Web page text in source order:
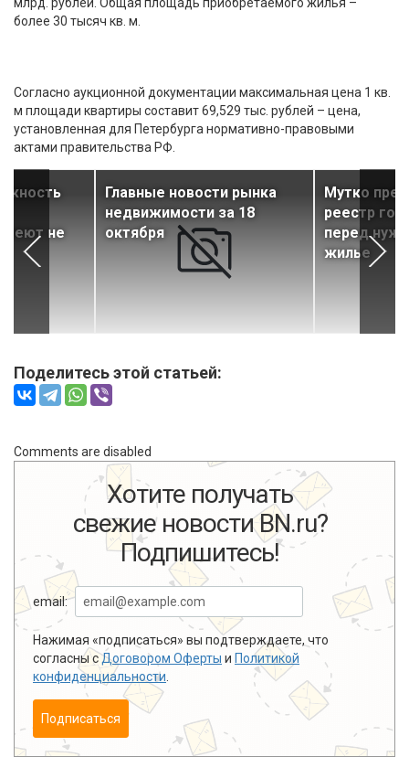
более 30 тысяч кв. м.
Согласно аукционной документации максимальная цена 1 кв.
м площади квартиры составит 69,529 тыс. рублей – цена,
установленная для Петербурга нормативно-правовыми
актами правительства РФ.
не
Главные новости рынка
недвижимости за 18
октября
Мутко
реестр
перед
жилье
Поделитесь этой статьей:
Comments are disabled
Хотите получать
свежие новости BN.ru?
Подпишитесь!
email:
Нажимая «подписаться» вы подтверждаете, что
согласны сДоговором Оферты и Политикой
конфиденциальности
Подписаться